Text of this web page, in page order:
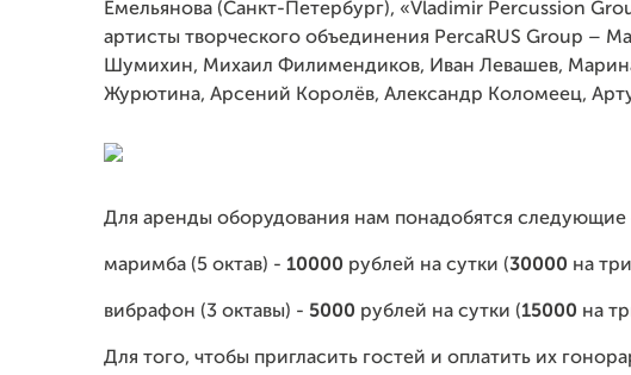
Емельянова (Санкт-Петербург), «Vladimir Percussion
артисты творческого объединения PercaRUS Group –
Шумихин, Михаил Филимендиков, Иван Левашев,
Журютина, Арсений Королёв, Александр Коломеец,
Для аренды оборудования нам понадобятся
маримба (5 октав) - 10000 рублей на сутки (30000 на
вибрафон (3 октавы) - 5000 рублей на сутки (15000 на
Для того, чтобы пригласить гостей и оплатить их